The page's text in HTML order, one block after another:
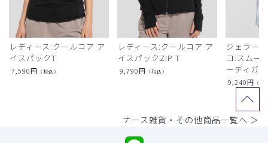
レディース:クールコア ア
イスパックT
7,590円 （税込）
レディース:クールコア ア
イスパックZIP T
9,790円 （税込）
ジェラー
コ:スムー
ーディガン
9,240円 （税
ナース雑貨・その他商品一覧へ ＞